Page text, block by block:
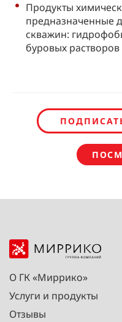
Продукты
предназначенные
скважин:
буровых
О ГК «Миррико»
Услуги и продукты
Отзывы